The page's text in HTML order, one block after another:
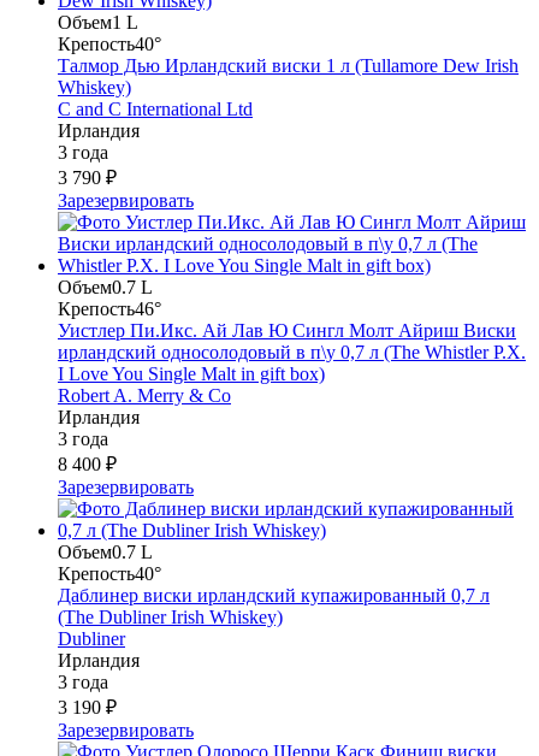
Объем1 L
Крепость40°
Талмор Дью Ирландский виски 1 л (Tullamore Dew Irish
Whiskey)
C and C International Ltd
Ирландия
3 года
3 790 ₽
Зарезервировать
Объем0.7 L
Крепость46°
Уистлер Пи.Икс. Ай Лав Ю Сингл Молт Айриш Виски
ирландский односолодовый в п\у 0,7 л (The Whistler P.X.
I Love You Single Malt in gift box)
Robert A. Merry & Co
Ирландия
3 года
8 400 ₽
Зарезервировать
Объем0.7 L
Крепость40°
Даблинер виски ирландский купажированный 0,7 л
(The Dubliner Irish Whiskey)
Dubliner
Ирландия
3 года
3 190 ₽
Зарезервировать